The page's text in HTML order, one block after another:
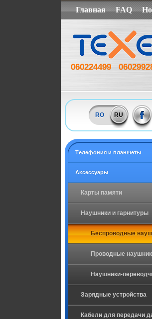
Главная FAQ
060224499
RO RU
Tелефония и планшеты
Аксессуары
Карты памяти
Наушники и гарнитуры
Беспроводные
Проводные
Наушники-
Зарядные устройства
Кабели для передачи